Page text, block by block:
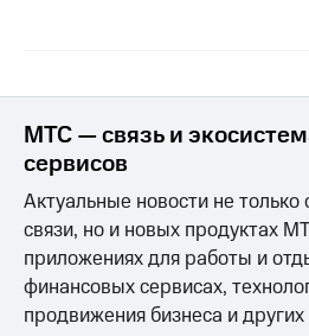
МТС — связь и
сервисов
Актуальные новости не только
связи, но и новых продуктах
приложениях для работы и
финансовых сервисах,
продвижения бизнеса и